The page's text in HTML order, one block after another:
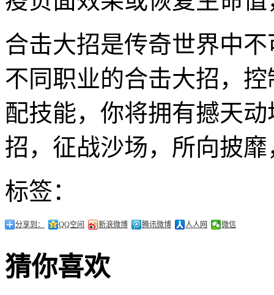
合击大招是传奇世界中
不同职业的合击大招，
配技能，你将拥有撼天
招，征战沙场，所向披
标签：
分享到： QQ空间 新浪微博 腾讯微博 人人网 微信
猜你喜欢